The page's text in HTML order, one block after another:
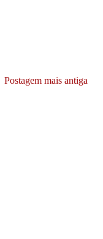
Postagem mais antiga